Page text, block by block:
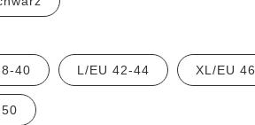
40 L/EU 42-44 XL/EU 46